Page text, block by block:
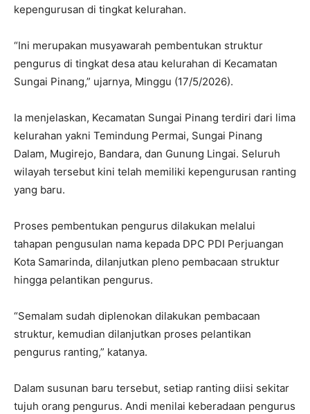
kepengurusan di tingkat kelurahan.
“Ini merupakan musyawarah pembentukan struktur
pengurus di tingkat desa atau kelurahan di Kecamatan
Sungai Pinang,” ujarnya, Minggu (17/5/2026).
Ia menjelaskan, Kecamatan Sungai Pinang terdiri dari lima
kelurahan yakni Temindung Permai, Sungai Pinang
Dalam, Mugirejo, Bandara, dan Gunung Lingai. Seluruh
wilayah tersebut kini telah memiliki kepengurusan ranting
yang baru.
Proses pembentukan pengurus dilakukan melalui
tahapan pengusulan nama kepada DPC PDI Perjuangan
Kota Samarinda, dilanjutkan pleno pembacaan struktur
hingga pelantikan pengurus.
“Semalam sudah diplenokan dilakukan pembacaan
struktur, kemudian dilanjutkan proses pelantikan
pengurus ranting,” katanya.
Dalam susunan baru tersebut, setiap ranting diisi sekitar
tujuh orang pengurus. Andi menilai keberadaan pengurus